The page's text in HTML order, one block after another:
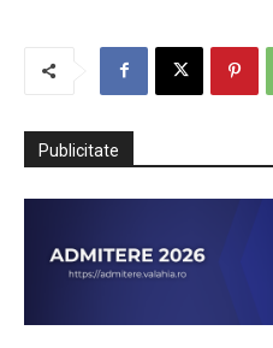
Publicitate